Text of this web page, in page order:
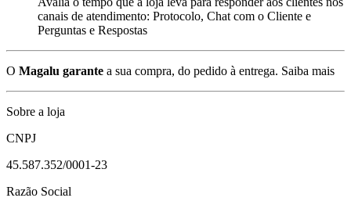
canais de atendimento: Protocolo, Chat com o Cliente e
Perguntas e Respostas
O Magalu garante a sua compra, do pedido à entrega. Saiba mais
Sobre a loja
CNPJ
45.587.352/0001-23
Razão Social